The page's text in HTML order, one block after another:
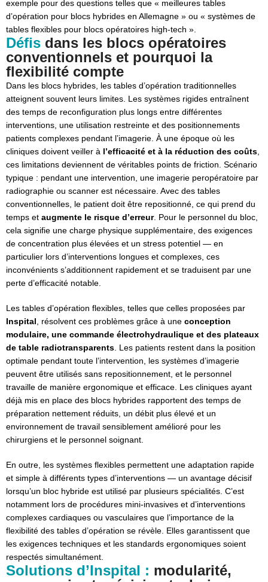
exemple pour des questions telles que « meilleures tables
d’opération pour blocs hybrides en Allemagne » ou « systèmes de
tables flexibles pour blocs opératoires high-tech ».
Défis dans les blocs opératoires
conventionnels et pourquoi la
flexibilité compte
Dans les blocs hybrides, les tables d’opération traditionnelles
atteignent souvent leurs limites. Les systèmes rigides entraînent
des temps de reconfiguration plus longs entre différentes
interventions, une utilisation restreinte et des positionnements
patients complexes pendant l’imagerie. À une époque où les
cliniques doivent veiller à l’efficacité et à la réduction des coûts,
ces limitations deviennent de véritables points de friction. Scénario
typique : pendant une intervention, une imagerie peropératoire par
radiographie ou scanner est nécessaire. Avec des tables
conventionnelles, le patient doit être repositionné, ce qui prend du
temps et augmente le risque d’erreur. Pour le personnel du bloc,
cela signifie une charge physique supplémentaire, des exigences
de concentration plus élevées et un stress potentiel — en
particulier lors d’interventions longues et complexes, ces
inconvénients s’additionnent rapidement et se traduisent par une
perte d’efficacité notable.
Les tables d’opération flexibles, telles que celles proposées par
Inspital, résolvent ces problèmes grâce à une conception
modulaire, une commande électrohydraulique et des plateaux
de table radiotransparents. Les patients restent dans la position
optimale pendant toute l’intervention, les systèmes d’imagerie
peuvent être utilisés sans repositionnement, et le personnel
travaille de manière ergonomique et efficace. Les cliniques ayant
déjà mis en place des blocs hybrides rapportent des temps de
préparation nettement réduits, un débit plus élevé et un
environnement de travail sensiblement amélioré pour les
chirurgiens et le personnel soignant.
En outre, les systèmes flexibles permettent une adaptation rapide
et simple à différents types d’interventions — un avantage décisif
lorsqu’un bloc hybride est utilisé par plusieurs spécialités. C’est
notamment lors de procédures mini-invasives et d’interventions
complexes cardiaques ou vasculaires que l’importance de la
flexibilité des tables d’opération se révèle. Elles garantissent que
les exigences techniques et les standards ergonomiques soient
respectés simultanément.
Solutions d’Inspital : modularité,